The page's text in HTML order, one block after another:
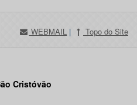
WEBMAIL | Topo do Site
Cristóvão